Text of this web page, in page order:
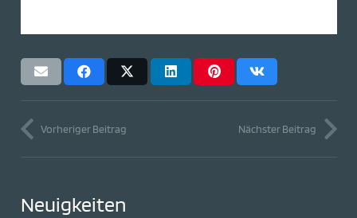
Vorheriger Beitrag Nächster Beitrag
Neuigkeiten